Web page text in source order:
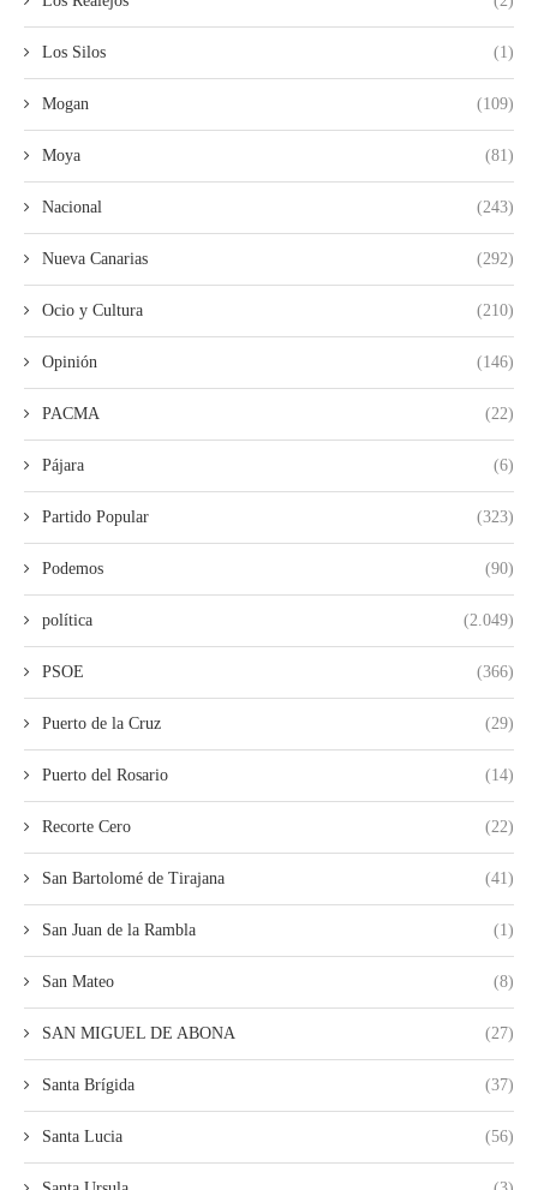
Los Silos (1)
Mogan (109)
Moya (81)
Nacional (243)
Nueva Canarias (292)
Ocio y Cultura (210)
Opinión (146)
PACMA (22)
Pájara (6)
Partido Popular (323)
Podemos (90)
política (2.049)
PSOE (366)
Puerto de la Cruz (29)
Puerto del Rosario (14)
Recorte Cero (22)
San Bartolomé de Tirajana (41)
San Juan de la Rambla (1)
San Mateo (8)
SAN MIGUEL DE ABONA (27)
Santa Brígida (37)
Santa Lucia (56)